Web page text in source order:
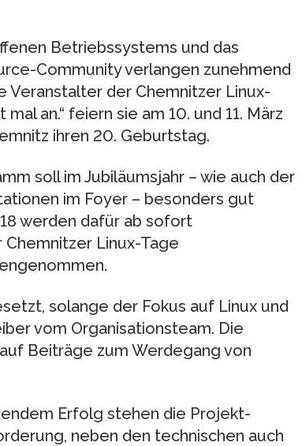
Betriebssystems und das
Community verlangen zunehmend
Veranstalter der Chemnitzer Linux-
an.“ feiern sie am 10. und 11. März
ihren 20. Geburtstag.
soll im Jubiläumsjahr – wie auch der
im Foyer – besonders gut
werden dafür ab sofort
Linux-Tage
solange der Fokus auf Linux und
vom Organisationsteam. Die
Beiträge zum Werdegang von
Erfolg stehen die Projekt-
neben den technischen auch